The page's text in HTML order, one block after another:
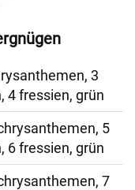
3
4 fressien, grün
5
6 fressien, grün
7